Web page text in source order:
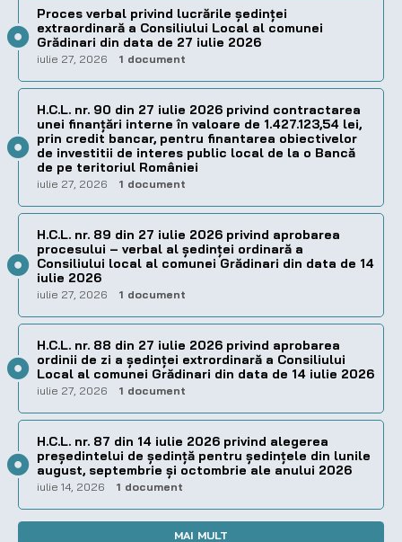
Proces verbal privind lucrările ședinței
extraordinară a Consiliului Local al comunei
Grădinari din data de 27 iulie 2026
iulie 27, 2026 1 document
H.C.L. nr. 90 din 27 iulie 2026 privind contractarea
unei finanțări interne în valoare de 1.427.123,54 lei,
prin credit bancar, pentru finantarea obiectivelor
de investitii de interes public local de la o Bancă
de pe teritoriul României
iulie 27, 2026 1 document
H.C.L. nr. 89 din 27 iulie 2026 privind aprobarea
procesului – verbal al şedinţei ordinară a
Consiliului local al comunei Grădinari din data de 14
iulie 2026
iulie 27, 2026 1 document
H.C.L. nr. 88 din 27 iulie 2026 privind aprobarea
ordinii de zi a şedinţei extrordinară a Consiliului
Local al comunei Grădinari din data de 14 iulie 2026
iulie 27, 2026 1 document
H.C.L. nr. 87 din 14 iulie 2026 privind alegerea
preşedintelui de şedinţă pentru ședințele din lunile
august, septembrie și octombrie ale anului 2026
iulie 14, 2026 1 document
MAI MULT